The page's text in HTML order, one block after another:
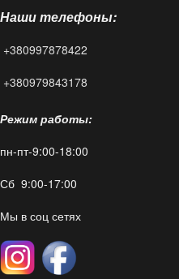
FAQ
Контакты
Наши телефоны:
+380997878422
+380979843178
Режим работы:
пн-пт-9:00-18:00
Сб 9:00-17:00
Мы в соц сетях